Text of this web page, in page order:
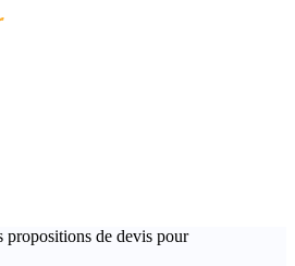
propositions de devis pour